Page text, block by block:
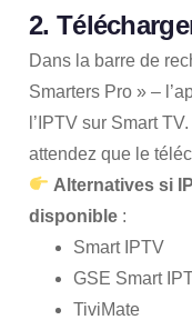
2.
Dans la barre de
Smarters Pro » –
l’IPTV sur Smart
attendez que le
Alternatives si
disponible :
Smart IPTV
GSE Smart
TiviMate